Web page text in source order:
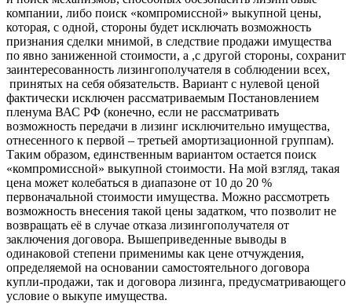
компании, либо поиск «компромиссной» выкупной цены,
которая, с одной, стороны будет исключать возможность
признания сделки мнимой, в следствие продажи имущества
по явно заниженной стоимости, а ,с другой стороны, сохранит
заинтересованность лизингополучателя в соблюдении всех,
принятых на себя обязательств. Вариант с нулевой ценой
фактически исключен рассматриваемым Постановлением
пленума ВАС РФ (конечно, если не рассматривать
возможность передачи в лизинг исключительно имущества,
отнесенного к первой – третьей амортизационной группам).
Таким образом, единственным вариантом остается поиск
«компромиссной» выкупной стоимости. На мой взгляд, такая
цена может колебаться в диапазоне от 10 до 20 %
первоначальной стоимости имущества. Можно рассмотреть
возможность внесения такой цены задатком, что позволит не
возвращать её в случае отказа лизингополучателя от
заключения договора. Вышеприведенные выводы в
одинаковой степени применимы как цене отчуждения,
определяемой на основании самостоятельного договора
купли-продажи, так и договора лизинга, предусматривающего
условие о выкупе имущества.